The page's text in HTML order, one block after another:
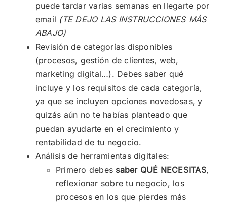
puede tardar varias semanas en llegarte por
email (TE DEJO LAS INSTRUCCIONES MÁS
ABAJO)
Revisión de categorías disponibles
(procesos, gestión de clientes, web,
marketing digital…). Debes saber qué
incluye y los requisitos de cada categoría,
ya que se incluyen opciones novedosas, y
quizás aún no te habías planteado que
puedan ayudarte en el crecimiento y
rentabilidad de tu negocio.
Análisis de herramientas digitales:
Primero debes saber QUÉ NECESITAS,
reflexionar sobre tu negocio, los
procesos en los que pierdes más